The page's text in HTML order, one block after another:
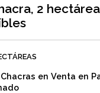
2
en Venta en